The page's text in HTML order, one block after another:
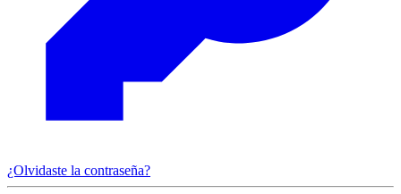
¿Olvidaste la contraseña?